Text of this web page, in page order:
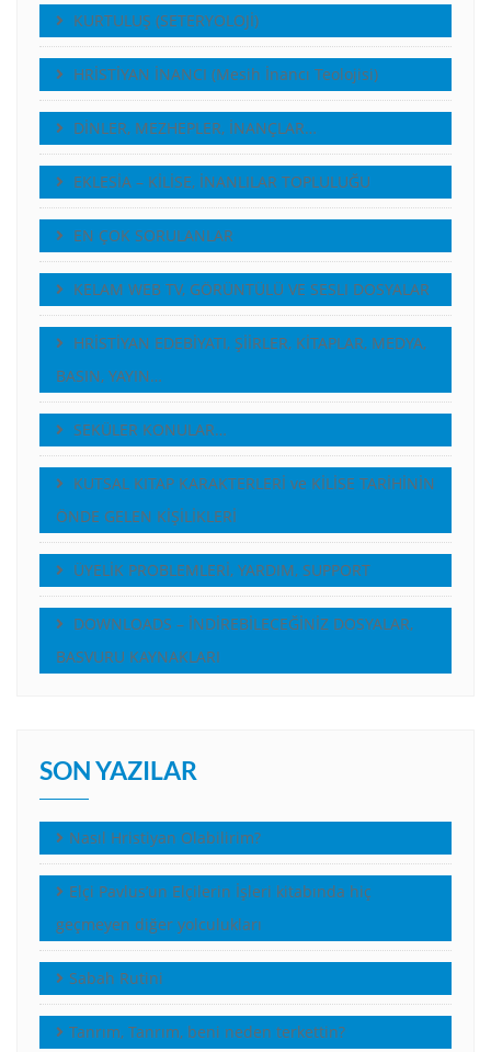
KURTULUŞ (SETERYOLOJİ)
HRİSTİYAN İNANCI (Mesih İnancı Teolojisi)
DİNLER, MEZHEPLER, İNANÇLAR…
EKLESİA – KİLİSE, İNANLILAR TOPLULUĞU
EN ÇOK SORULANLAR
KELAM WEB TV, GÖRÜNTÜLÜ VE SESLI DOSYALAR
HRİSTİYAN EDEBİYATI, ŞİİRLER, KİTAPLAR, MEDYA,
BASIN, YAYIN…
SEKÜLER KONULAR…
KUTSAL KITAP KARAKTERLERİ ve KİLİSE TARİHİNİN
ÖNDE GELEN KİŞİLİKLERİ
ÜYELİK PROBLEMLERİ, YARDIM, SUPPORT
DOWNLOADS – İNDİREBİLECEĞİNİZ DOSYALAR,
BASVURU KAYNAKLARI
SON YAZILAR
Nasıl Hristiyan Olabilirim?
Elçi Pavlus’un Elçilerin İşleri kitabında hiç
geçmeyen diğer yolculukları
Sabah Rutini
Tanrım, Tanrım, beni neden terkettin?